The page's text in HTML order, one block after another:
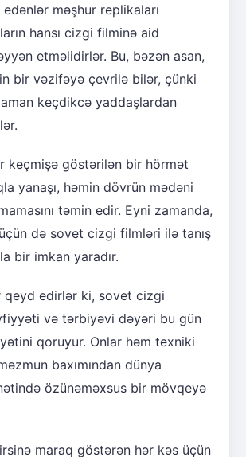
məşhur replikaları
hansı cizgi filminə aid
etməlidirlər. Bu, bəzən asan,
bir vəzifəyə çevrilə bilər, çünki
keçdikcə yaddaşlardan
keçmişə göstərilən bir hörmət
yanaşı, həmin dövrün mədəni
təmin edir. Eyni zamanda,
də sovet cizgi filmləri ilə tanış
bir imkan yaradır.
qeyd edirlər ki, sovet cizgi
və tərbiyəvi dəyəri bu gün
qoruyur. Onlar həm texniki
baxımından dünya
özünəməxsus bir mövqeyə
maraq göstərən hər kəs üçün